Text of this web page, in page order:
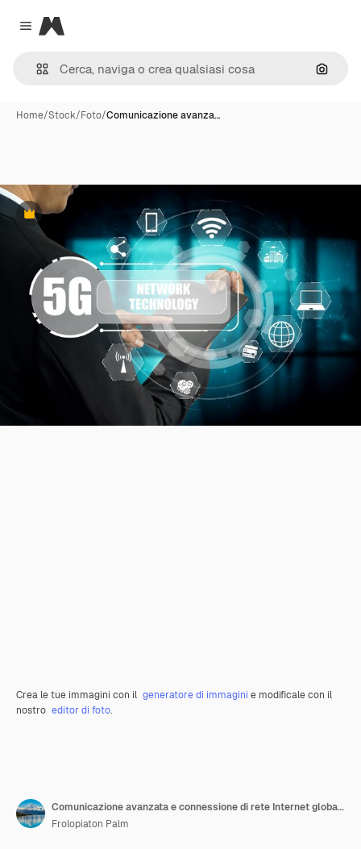
Close menu
Magnific
Cerca
Home/Stock/Foto/Comunicazione avanza…
Premium
Crea le tue immagini con il generatore di immagini e modificale con il
nostro editor di foto.
Comunicazione avanzata e connessione di rete Internet globale in smart city
Frolopiaton Palm